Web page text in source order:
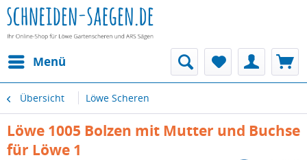
Menü
Übersicht Löwe Scheren
Löwe 1005 Bolzen mit Mutter und Buchse
für Löwe 1